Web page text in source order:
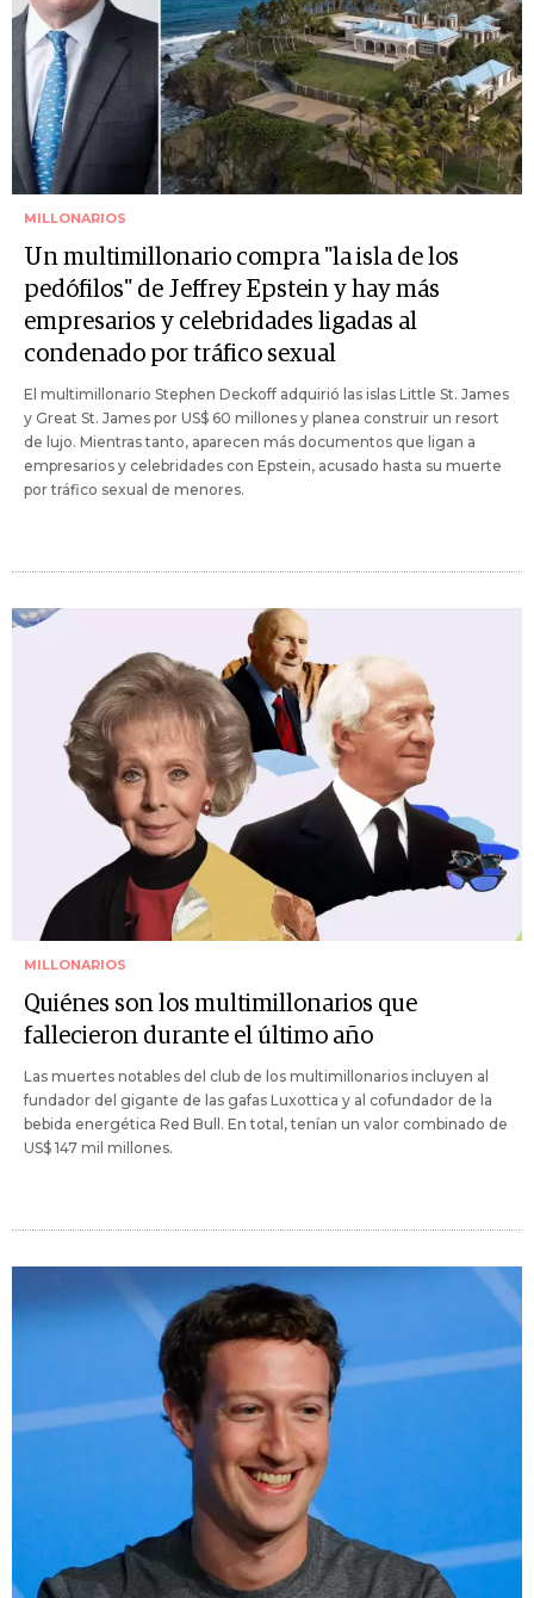
MILLONARIOS
Un multimillonario compra "la isla de los
pedófilos" de Jeffrey Epstein y hay más
empresarios y celebridades ligadas al
condenado por tráfico sexual
El multimillonario Stephen Deckoff adquirió las islas Little St. James
y Great St. James por US$ 60 millones y planea construir un resort
de lujo. Mientras tanto, aparecen más documentos que ligan a
empresarios y celebridades con Epstein, acusado hasta su muerte
por tráfico sexual de menores.
MILLONARIOS
Quiénes son los multimillonarios que
fallecieron durante el último año
Las muertes notables del club de los multimillonarios incluyen al
fundador del gigante de las gafas Luxottica y al cofundador de la
bebida energética Red Bull. En total, tenían un valor combinado de
US$ 147 mil millones.